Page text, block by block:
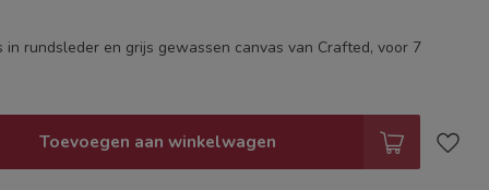
in rundsleder en grijs gewassen canvas van Crafted, voor 7
Toevoegen aan winkelwagen